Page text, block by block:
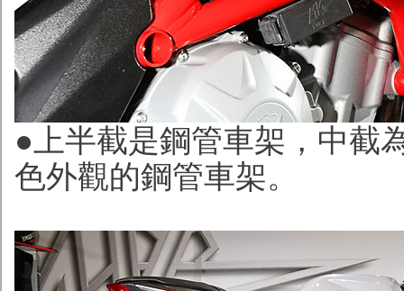
●上半截是鋼管車架，中截
色外觀的鋼管車架。